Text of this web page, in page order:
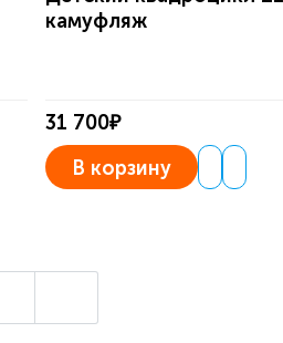
камуфляж
31 700₽
В корзину